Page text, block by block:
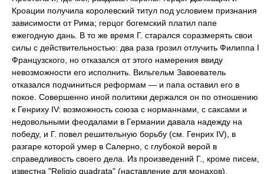
Кроации получила королевский титул под условием признания
зависимости от Рима; герцог богемский платил папе
ежегодную дань. В то же время Г. старался соразмерять свои
силы с действительностью: два раза грозил отлучить Филиппа I
Французского, но отказался от этого намерения ввиду
невозможности его исполнить. Вильгельм Завоеватель
отказался подчиниться реформам — и папа оставил его в
покое. Совершенно иной политики держался он по отношению
к Генриху IV: возможность союза с норманнами, с саксами и
недовольными феодалами в Германии давала надежду на
победу, и Г. повел решительную борьбу (см. Генрих IV), в
разгаре которой умер в Салерно, с глубокой верой в
справедливость своего дела. Из произведений Г., кроме писем,
известна "Religio quadrata" (наставление для монахов).